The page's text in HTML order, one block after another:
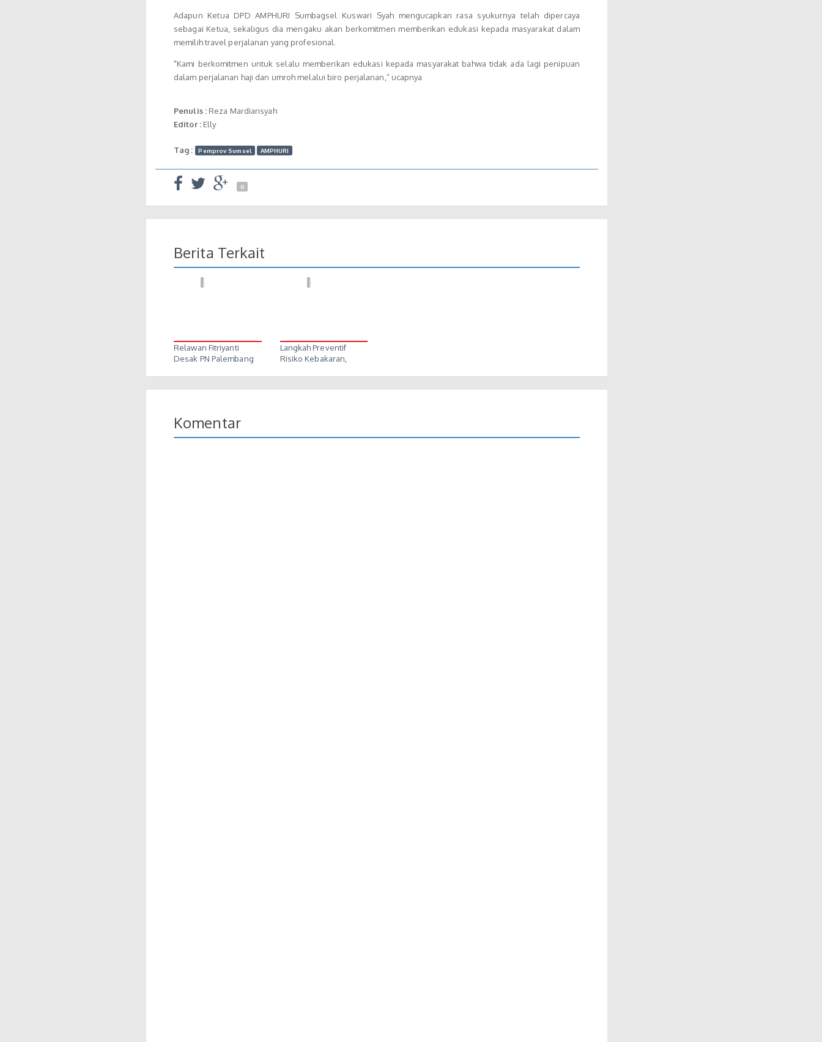
Adapun Ketua DPD AMPHURI Sumbagsel Kuswari Syah mengucapkan rasa syukurnya telah dipercaya
sebagai Ketua, sekaligus dia mengaku akan berkomitmen memberikan edukasi kepada masyarakat dalam
memilih travel perjalanan yang profesional.
"Kami berkomitmen untuk selalu memberikan edukasi kepada masyarakat bahwa tidak ada lagi penipuan
dalam perjalanan haji dan umroh melalui biro perjalanan,” ucapnya
Penulis :Reza Mardiansyah
Editor :Elly
Tag : Pemprov Sumsel AMPHURI
0
Berita Terkait
Relawan Fitriyanti
Desak PN Palembang
Langkah Preventif
Risiko Kebakaran,
Komentar